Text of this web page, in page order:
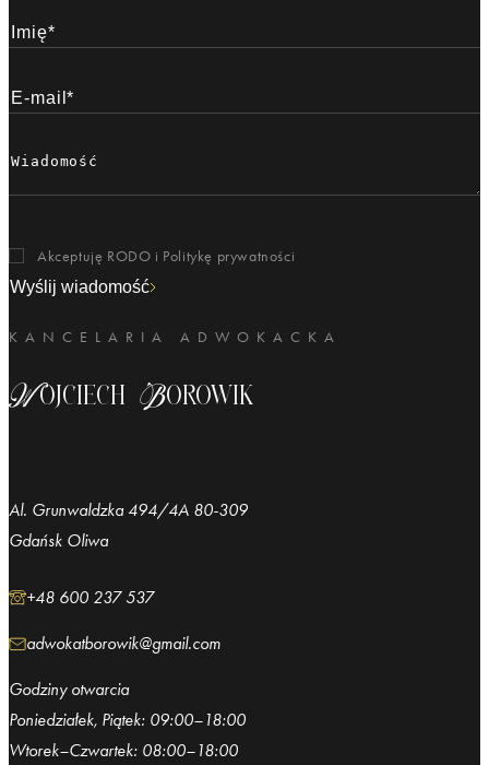
KANCELARIA ADWOKACKA
Wojciech Borowik
Al. Grunwaldzka 494/4A 80-309
Gdańsk Oliwa
+48 600 237 537
adwokatborowik@gmail.com
Godziny otwarcia
Poniedziałek, Piątek: 09:00–18:00
Wtorek–Czwartek: 08:00–18:00
Akceptuję RODO i Politykę prywatności
Wyślij wiadomość